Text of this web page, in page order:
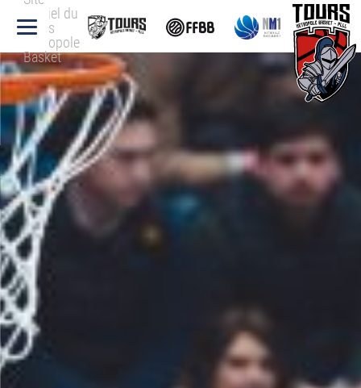
officiel du
Tours
Métropole
Basket